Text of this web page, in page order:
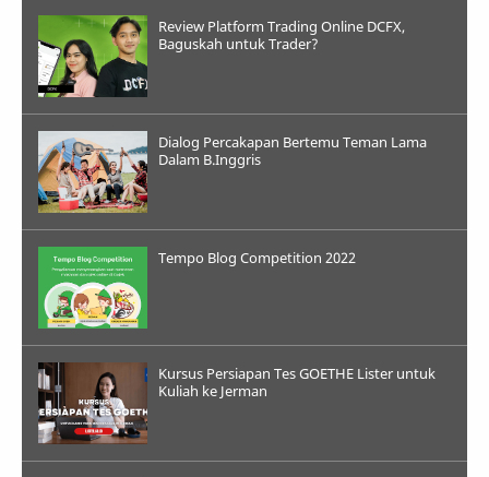
Review Platform Trading Online DCFX,
Baguskah untuk Trader?
Dialog Percakapan Bertemu Teman Lama
Dalam B.Inggris
Tempo Blog Competition 2022
Kursus Persiapan Tes GOETHE Lister untuk
Kuliah ke Jerman